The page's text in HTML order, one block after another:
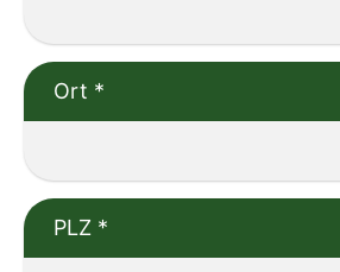
Ort *
PLZ *